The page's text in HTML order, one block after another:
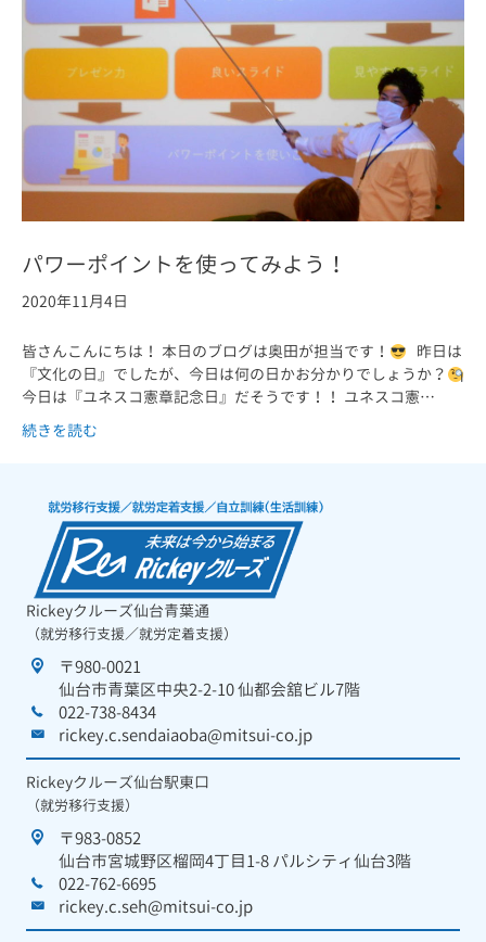
パワーポイントを使ってみよう！
2020年11月4日
皆さんこんにちは！ 本日のブログは奥田が担当です！
昨日は
『文化の日』でしたが、今日は何の日かお分かりでしょうか？
今日は『ユネスコ憲章記念日』だそうです！！ ユネスコ憲…
続きを読む
Rickeyクルーズ仙台青葉通
（就労移行支援／就労定着支援）
〒980-0021
仙台市青葉区中央2-2-10 仙都会舘ビル7階
022-738-8434
rickey.c.sendaiaoba@mitsui-co.jp
Rickeyクルーズ仙台駅東口
（就労移行支援）
〒983-0852
仙台市宮城野区榴岡4丁目1-8 パルシティ仙台3階
022-762-6695
rickey.c.seh@mitsui-co.jp